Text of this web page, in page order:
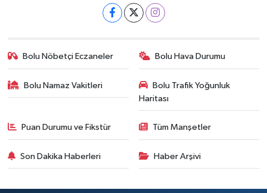
Bolu Nöbetçi Eczaneler Bolu Hava Durumu
Bolu Namaz Vakitleri
Bolu Trafik Yoğunluk
Haritası
Puan Durumu ve Fikstür Tüm Manşetler
Son Dakika Haberleri Haber Arşivi